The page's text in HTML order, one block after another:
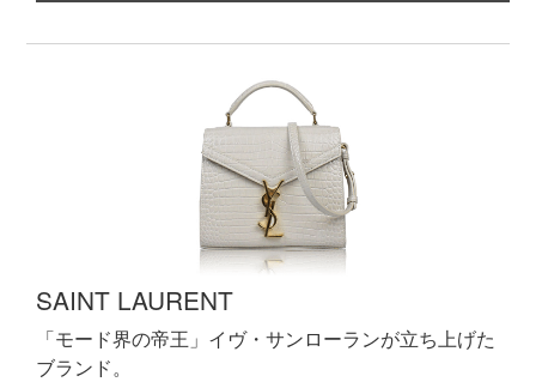
SAINT LAURENT
「モード界の帝王」イヴ・サンローランが立ち上げた
ブランド。